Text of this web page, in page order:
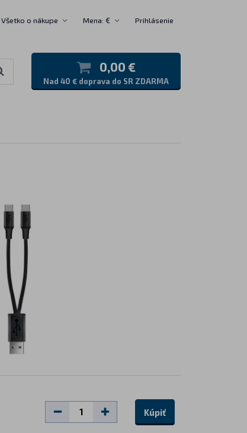
Všetko o nákupe Mena: € Prihlásenie
0,00 €
Nad 40 € doprava do SR ZDARMA
Kúpiť